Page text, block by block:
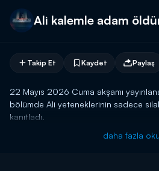
Ali kalemle adam
Takip Et Kaydet Paylaş
22 Mayıs 2026 Cuma akşamı
bölümde Ali yeteneklerinin sadece
kanıtladı.
Arka Sokaklar yeni bölümüyle cuma
daha fazla oku